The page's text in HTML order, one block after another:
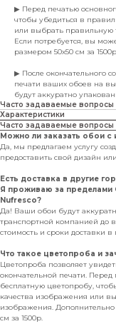
▶ Перед печатью
чтобы убедиться в
или выбрать правильную
Если потребуется, вы
размером 50х50 см за
▶ После окончательного
печати ваших обоев на
будут аккуратно
Часто задаваемые вопросы
Характеристики
Часто задаваемые вопросы
Можно ли заказать обои
Да, мы предлагаем услугу
предоставить свой дизайн
Есть доставка в другие
Я проживаю за пределами
Nufresco?
Да! Ваши обои будут
транспортной компанией до
стоимость и сроки доставки
Что такое цветопроба и
Цветопроба позволяет
окончательной печати. Перед
бесплатную цветопробу,
качества изображения или
изображения.
см за 1500р.